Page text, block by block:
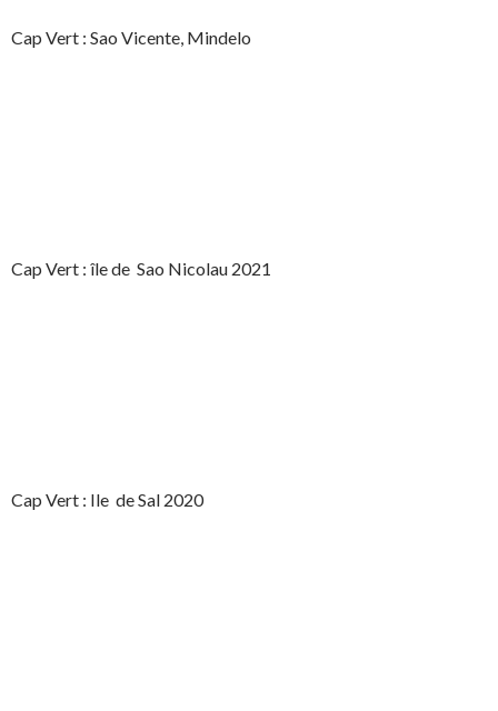
Cap Vert : Sao Vicente, Mindelo
Cap Vert : île de Sao Nicolau 2021
Cap Vert : Ile de Sal 2020